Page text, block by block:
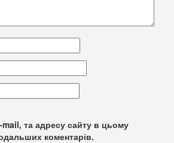
та адресу сайту в цьому
коментарів.